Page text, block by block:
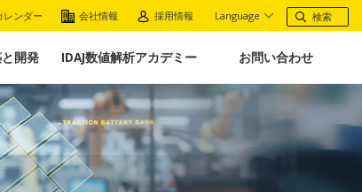
レンダー 会社情報 採用情報 Language
開発 IDAJ数値解析アカデミー お問い合わせ